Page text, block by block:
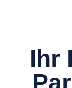
Ihr